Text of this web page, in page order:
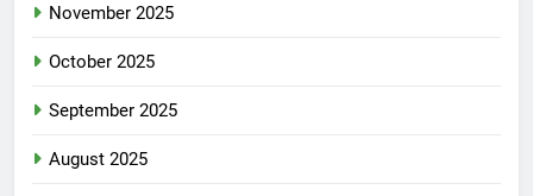
November 2025
October 2025
September 2025
August 2025